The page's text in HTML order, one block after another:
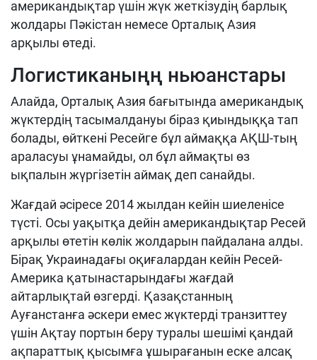
американдықтар үшін жүк жеткізудің барлық
жолдары Пәкістан немесе Орталық Азия
арқылы өтеді.
Логистиканыңң ньюанстары
Алайда, Орталық Азия бағытында американдық
жүктердің тасымалдануы біраз қиындыққа тап
болады, өйткені Ресейге бұл аймаққа АҚШ-тың
араласуы ұнамайды, ол бұл аймақты өз
ықпалын жүргізетін аймақ деп санайды.
Жағдай әсіресе 2014 жылдан кейін шиеленісе
түсті. Осы уақытқа дейін американдықтар Ресей
арқылы өтетін көлік жолдарын пайдалана алды.
Бірақ Украинадағы оқиғалардан кейін Ресей-
Америка қатынастарындағы жағдай
айтарлықтай өзгерді. Қазақстанның
Ауғанстанға әскери емес жүктерді транзиттеу
үшін Ақтау портын беру туралы шешімі қандай
ақпараттық қысымға ұшырағанын еске алсақ